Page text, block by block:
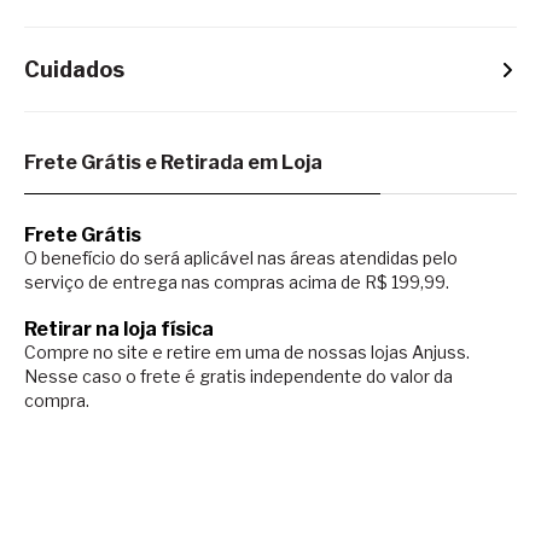
Cuidados
Frete Grátis e Retirada em Loja
Frete Grátis
O benefício do será aplicável nas áreas atendidas pelo
serviço de entrega nas compras acima de R$ 199,99.
Retirar na loja física
Compre no site e retire em uma de nossas lojas Anjuss.
Nesse caso o frete é gratis independente do valor da
compra.